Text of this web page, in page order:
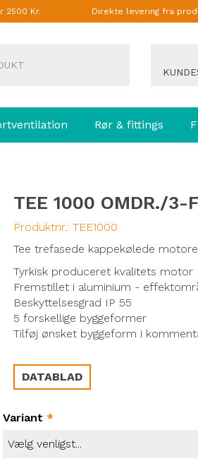
2500 Kr. Direkte levering fra
Rør & fittings
TEE 1000 OMDR./3-
Produktnr.: TEE1000
Tee trefasede kappekølede
Tyrkisk produceret kvalitets motor
Fremstillet i aluminium -
Beskyttelsesgrad IP 55
5 forskellige byggeformer
Tilføj ønsket byggeform i
DATABLAD
Variant *